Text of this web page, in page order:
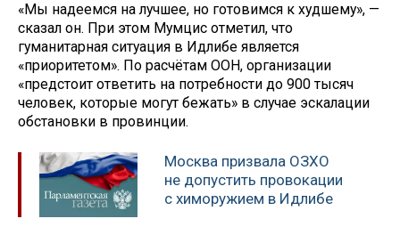
«Мы надеемся на лучшее, но готовимся к худшему», —
сказал он. При этом Мумцис отметил, что
гуманитарная ситуация в Идлибе является
«приоритетом». По расчётам ООН, организации
«предстоит ответить на потребности до 900 тысяч
человек, которые могут бежать» в случае эскалации
обстановки в провинции.
Москва призвала ОЗХО
не допустить провокации
с химоружием в Идлибе